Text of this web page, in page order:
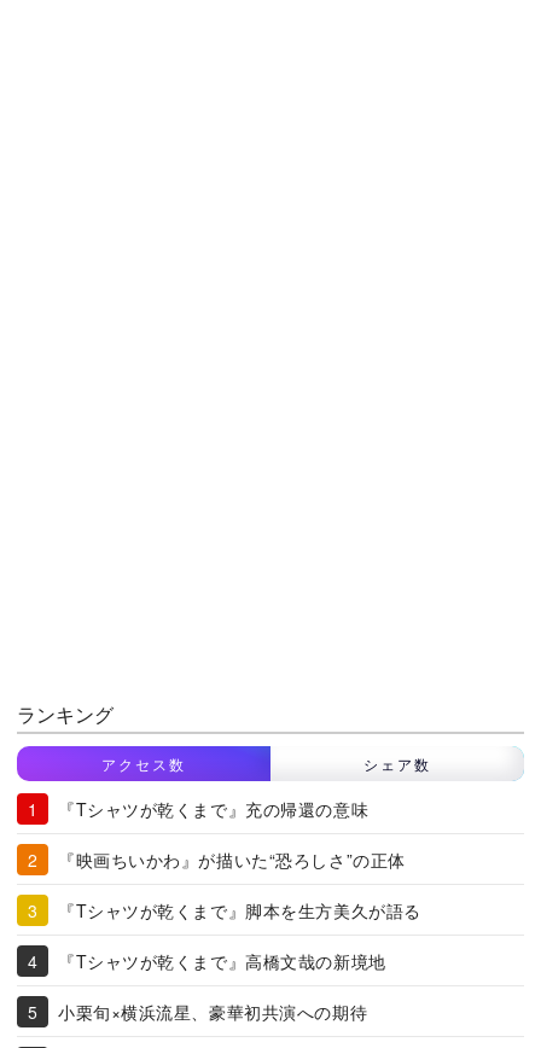
ランキング
アクセス数 シェア数
『Tシャツが乾くまで』充の帰還の意味
『映画ちいかわ』が描いた“恐ろしさ”の正体
『Tシャツが乾くまで』脚本を生方美久が語る
『Tシャツが乾くまで』高橋文哉の新境地
小栗旬×横浜流星、豪華初共演への期待